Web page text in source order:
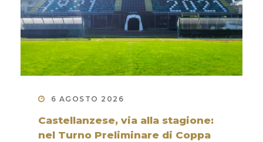
6 AGOSTO 2026
Castellanzese, via alla stagione:
nel Turno Preliminare di Coppa